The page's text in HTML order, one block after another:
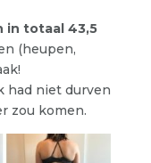
in totaal 43,5
(heupen,
had niet durven
zou komen.